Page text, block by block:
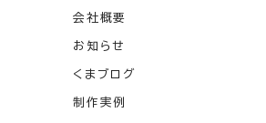
会社概要
お知らせ
くまブログ
制作実例